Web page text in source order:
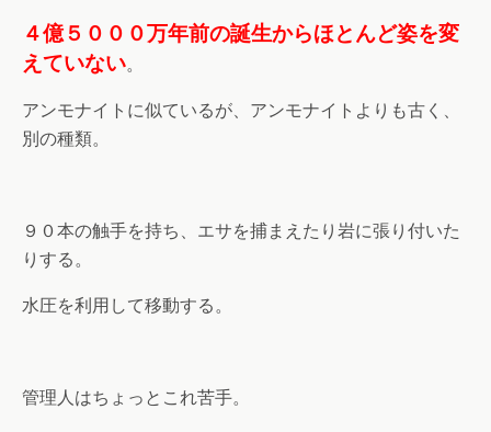
４億５０００万年前の誕生からほとんど姿を変
えていない。
アンモナイトに似ているが、アンモナイトよりも古く、
別の種類。
９０本の触手を持ち、エサを捕まえたり岩に張り付いた
りする。
水圧を利用して移動する。
管理人はちょっとこれ苦手。